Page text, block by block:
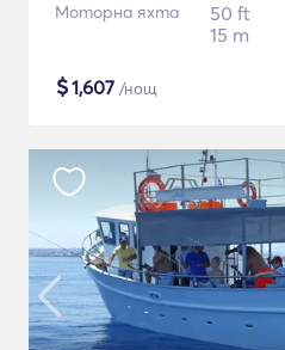
Моторна яхта
50 ft
15 m
$1,607 /нощ